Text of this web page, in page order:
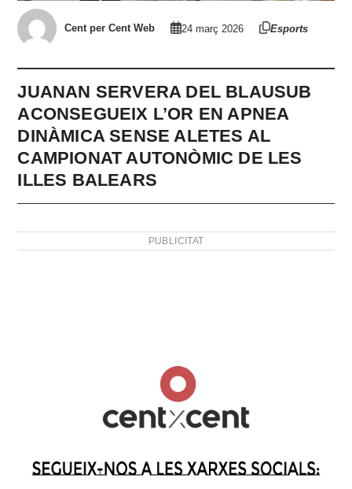
Cent per Cent Web 24 març 2026 Esports
JUANAN SERVERA DEL BLAUSUB
ACONSEGUEIX L’OR EN APNEA
DINÀMICA SENSE ALETES AL
CAMPIONAT AUTONÒMIC DE LES
ILLES BALEARS
PUBLICITAT